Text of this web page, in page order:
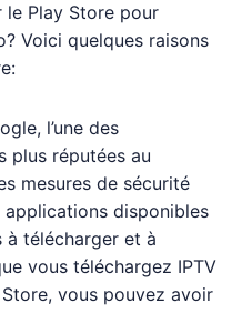
Play Store pour
Voici quelques raisons
l’une des
plus réputées au
mesures de sécurité
applications disponibles
à télécharger et à
vous téléchargez IPTV
vous pouvez avoir